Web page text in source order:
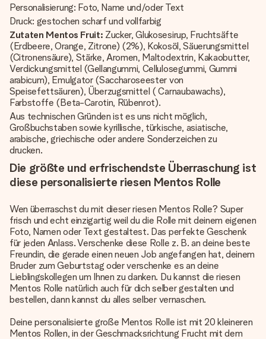
Personalisierung: Foto, Name und/oder Text
Druck: gestochen scharf und vollfarbig
Zutaten Mentos Fruit: Zucker, Glukosesirup, Fruchtsäfte
(Erdbeere, Orange, Zitrone) (2%), Kokosöl, Säuerungsmittel
(Citronensäure), Stärke, Aromen, Maltodextrin, Kakaobutter,
Verdickungsmittel (Gellangummi, Cellulosegummi, Gummi
arabicum), Emulgator (Saccharoseester von
Speisefettsäuren), Überzugsmittel ( Carnaubawachs),
Farbstoffe (Beta-Carotin, Rübenrot).
Aus technischen Gründen ist es uns nicht möglich,
Großbuchstaben sowie kyrillische, türkische, asiatische,
arabische, griechische oder andere Sonderzeichen zu
drucken.
Die größte und erfrischendste Überraschung ist
diese personalisierte riesen Mentos Rolle
Wen überraschst du mit dieser riesen Mentos Rolle? Super
frisch und echt einzigartig weil du die Rolle mit deinem eigenen
Foto, Namen oder Text gestaltest. Das perfekte Geschenk
für jeden Anlass. Verschenke diese Rolle z. B. an deine beste
Freundin, die gerade einen neuen Job angefangen hat, deinem
Bruder zum Geburtstag oder verschenke es an deine
Lieblingskollegen um Ihnen zu danken. Du kannst die riesen
Mentos Rolle natürlich auch für dich selber gestalten und
bestellen, dann kannst du alles selber vernaschen.
Deine personalisierte große Mentos Rolle ist mit 20 kleineren
Mentos Rollen, in der Geschmacksrichtung Frucht mit dem